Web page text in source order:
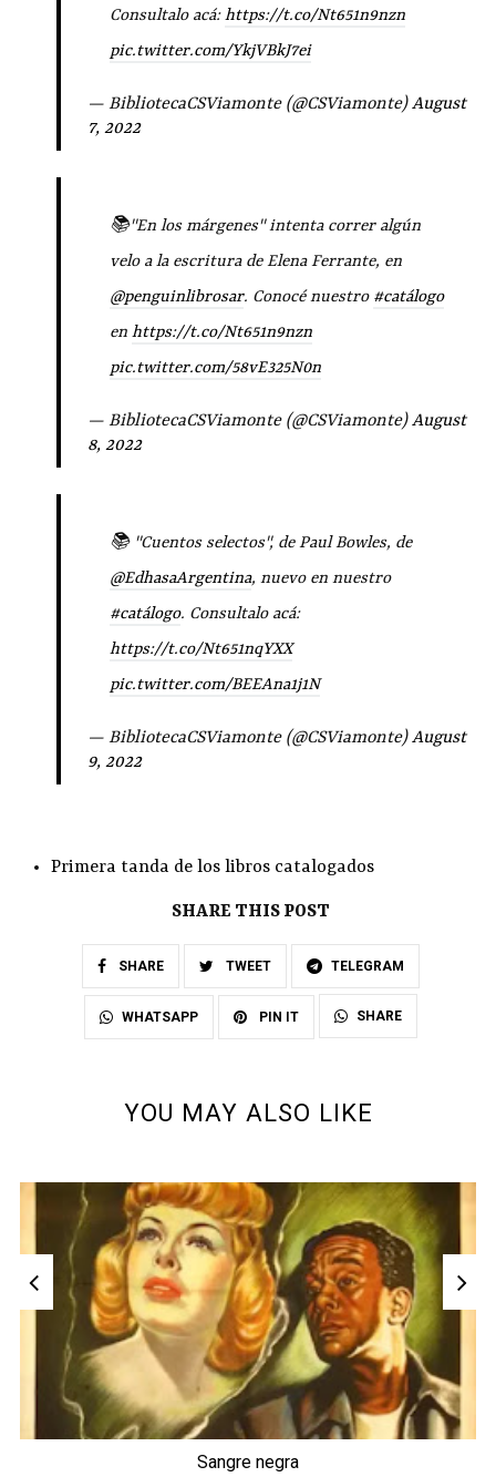
Consultalo acá:https://t.co/Nt651n9nzn
pic.twitter.com/YkjVBkJ7ei
— BibliotecaCSViamonte (@CSViamonte)August
7, 2022
📚"En los márgenes" intenta correr algún
velo a la escritura de Elena Ferrante, en
@penguinlibrosar. Conocé nuestro #catálogo
enhttps://t.co/Nt651n9nzn
pic.twitter.com/58vE325N0n
— BibliotecaCSViamonte (@CSViamonte)August
8, 2022
📚 "Cuentos selectos", de Paul Bowles, de
@EdhasaArgentina, nuevo en nuestro
#catálogo. Consultalo acá:
https://t.co/Nt651nqYXX
pic.twitter.com/BEEAna1j1N
— BibliotecaCSViamonte (@CSViamonte)August
9, 2022
Primera tanda de los libros catalogados
SHARE THIS POST
SHARE TWEET TELEGRAM
WHATSAPP PIN IT SHARE
YOU MAY ALSO LIKE
Sangre negra